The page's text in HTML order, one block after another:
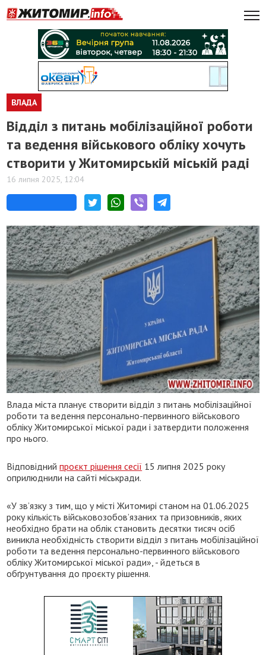
ВЛАДА
Відділ з питань мобілізаційної роботи
та ведення військового обліку хочуть
створити у Житомирській міській раді
16 липня 2025, 12:04
Влада міста планує створити відділ з питань мобілізаційної
роботи та ведення персонально-первинного військового
обліку Житомирської міської ради і затвердити положення
про нього.
Відповіднийпроєкт рішення сесії 15 липня 2025 року
оприлюднили на сайті міськради.
«У зв’язку з тим, що у місті Житомирі станом на 01.06.2025
року кількість військовозобов’язаних та призовників, яких
необхідно брати на облік становить десятки тисяч осіб
виникла необхідність створити відділ з питань мобілізаційної
роботи та ведення персонально-первинного військового
обліку Житомирської міської ради», - йдеться в
обґрунтування до проєкту рішення.